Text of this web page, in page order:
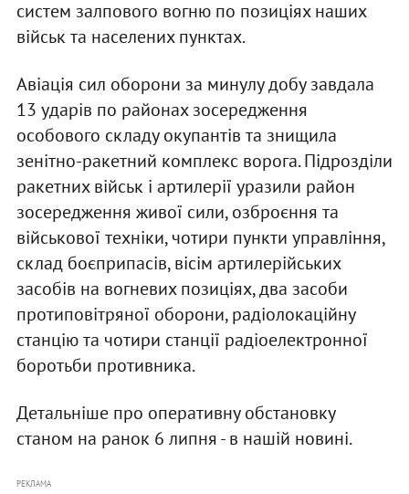
систем залпового вогню по позиціях наших
військ та населених пунктах.
Авіація сил оборони за минулу добу завдала
13 ударів по районах зосередження
особового складу окупантів та знищила
зенітно-ракетний комплекс ворога. Підрозділи
ракетних військ і артилерії уразили район
зосередження живої сили, озброєння та
військової техніки, чотири пункти управління,
склад боєприпасів, вісім артилерійських
засобів на вогневих позиціях, два засоби
протиповітряної оборони, радіолокаційну
станцію та чотири станції радіоелектронної
боротьби противника.
Детальніше про оперативну обстановку
станом на ранок 6 липня - в нашій новині.
РЕКЛАМА